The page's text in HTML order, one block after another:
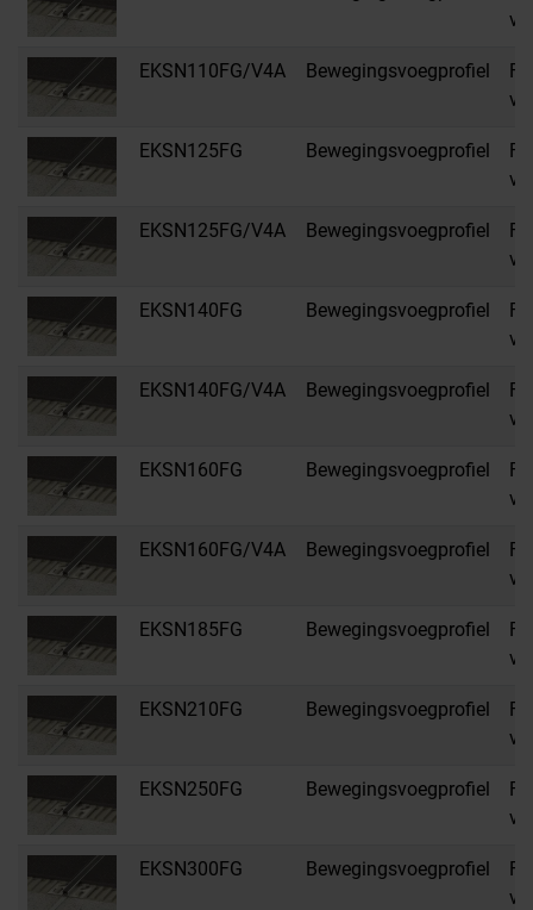
EKSN110FG/V4A Bewegingsvoegprofiel
EKSN125FG Bewegingsvoegprofiel
EKSN125FG/V4A Bewegingsvoegprofiel
EKSN140FG Bewegingsvoegprofiel
EKSN140FG/V4A Bewegingsvoegprofiel
EKSN160FG Bewegingsvoegprofiel
EKSN160FG/V4A Bewegingsvoegprofiel
EKSN185FG Bewegingsvoegprofiel
EKSN210FG Bewegingsvoegprofiel
EKSN250FG Bewegingsvoegprofiel
EKSN300FG Bewegingsvoegprofiel